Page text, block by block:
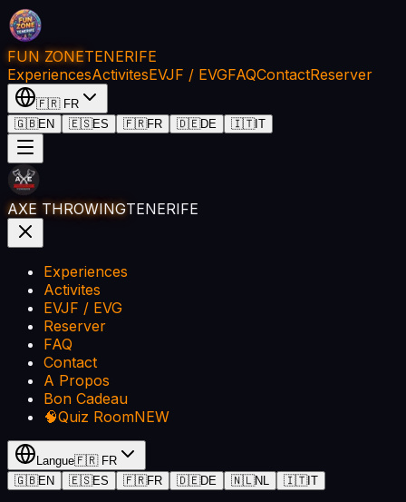
FUN ZONETENERIFE
ExperiencesActivitesEVJF / EVGFAQContactReserver
🇫🇷 FR
🇬🇧EN 🇪🇸ES 🇫🇷FR 🇩🇪DE 🇮🇹IT
AXE THROWINGTENERIFE
Experiences
Activites
EVJF / EVG
Reserver
FAQ
Contact
A Propos
Bon Cadeau
🧠Quiz RoomNEW
Langue🇫🇷 FR
🇬🇧EN 🇪🇸ES 🇫🇷FR 🇩🇪DE 🇳🇱NL 🇮🇹IT